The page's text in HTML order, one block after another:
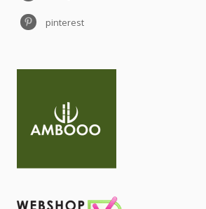
pinterest